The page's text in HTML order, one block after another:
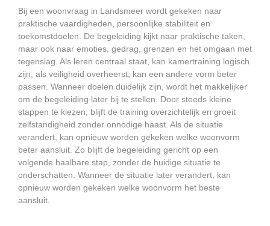
Bij een woonvraag in Landsmeer wordt gekeken naar
praktische vaardigheden, persoonlijke stabiliteit en
toekomstdoelen. De begeleiding kijkt naar praktische taken,
maar ook naar emoties, gedrag, grenzen en het omgaan met
tegenslag. Als leren centraal staat, kan kamertraining logisch
zijn; als veiligheid overheerst, kan een andere vorm beter
passen. Wanneer doelen duidelijk zijn, wordt het makkelijker
om de begeleiding later bij te stellen. Door steeds kleine
stappen te kiezen, blijft de training overzichtelijk en groeit
zelfstandigheid zonder onnodige haast. Als de situatie
verandert, kan opnieuw worden gekeken welke woonvorm
beter aansluit. Zo blijft de begeleiding gericht op een
volgende haalbare stap, zonder de huidige situatie te
onderschatten. Wanneer de situatie later verandert, kan
opnieuw worden gekeken welke woonvorm het beste
aansluit.